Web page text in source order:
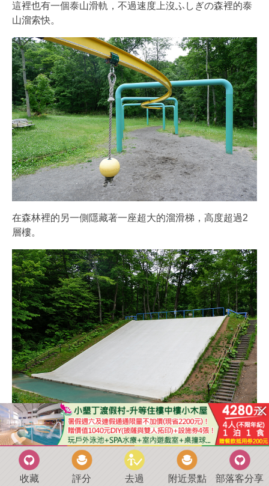
這裡也有一個泰山滑軌，不過速度上沒ふしぎの森裡的泰
山溜索快。
在森林裡的另一側隱藏著一座超大的溜滑梯，高度超過2
層樓。
這座溜滑梯既高且陡，實際滑起來不快，安全性很足夠。
收藏 評分 去過 附近景點 部落客分享